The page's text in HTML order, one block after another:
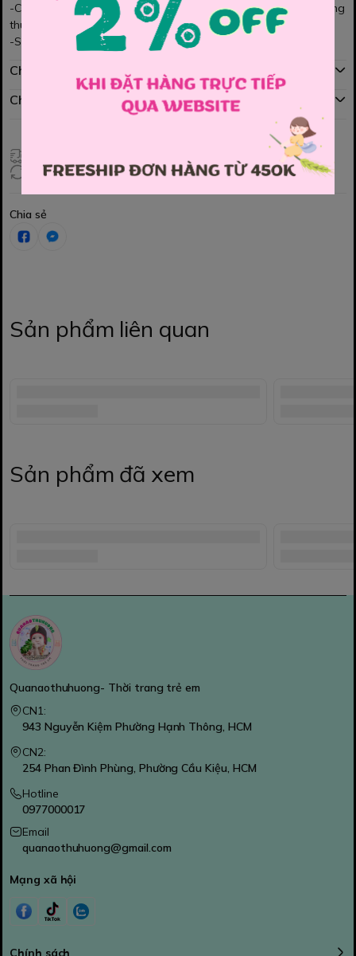
-Chất áo sơ mi cao cấp - siêu nhẹ - mix cùng quần jean mềm lưng
thun, lên from Cực đẹp.
-Set đồ rất sang chảnh - phong cách chuẩn Cool ngầu lun ạ.
Chính sách mua hàng
Chính sách đổi hàng
Đổi hàng 3 ngày (HCM), 7 ngày (Tỉnh)
Chia sẻ
Sản phẩm liên quan
Sản phẩm đã xem
Quanaothuhuong- Thời trang trẻ em
CN1:
943 Nguyễn Kiệm Phường Hạnh Thông, HCM
CN2:
254 Phan Đình Phùng, Phường Cầu Kiệu, HCM
Hotline
0977000017
Email
quanaothuhuong@gmail.com
Mạng xã hội
Chính sách